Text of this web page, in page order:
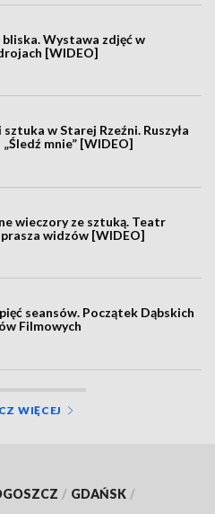
Wystawa zdjęć w
[WIDEO]
w Starej Rzeźni. Ruszyła
mnie” [WIDEO]
wieczory ze sztuką. Teatr
widzów [WIDEO]
seansów. Początek Dąbskich
Filmowych
WIĘCEJ
/ GDAŃSK /